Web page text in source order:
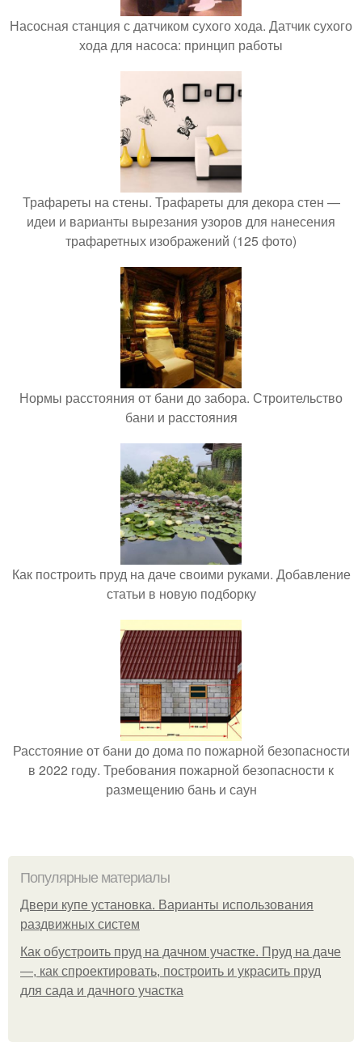
Насосная станция с датчиком сухого хода. Датчик сухого
хода для насоса: принцип работы
Трафареты на стены. Трафареты для декора стен —
идеи и варианты вырезания узоров для нанесения
трафаретных изображений (125 фото)
Нормы расстояния от бани до забора. Строительство
бани и расстояния
Как построить пруд на даче своими руками. Добавление
статьи в новую подборку
Расстояние от бани до дома по пожарной безопасности
в 2022 году. Требования пожарной безопасности к
размещению бань и саун
Популярные материалы
Двери купе установка. Варианты использования
раздвижных систем
Как обустроить пруд на дачном участке. Пруд на даче
—, как спроектировать, построить и украсить пруд
для сада и дачного участка